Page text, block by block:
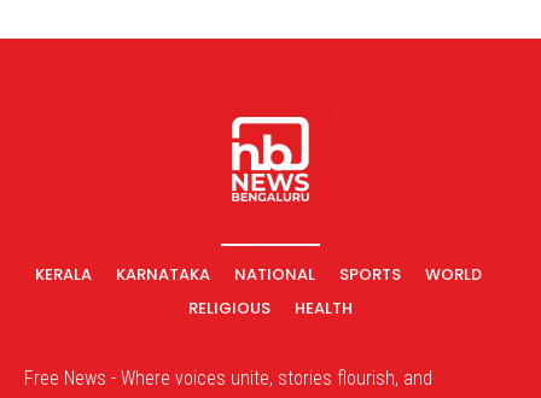
KERALA KARNATAKA NATIONAL SPORTS
WORLD
RELIGIOUS
HEALTH
Free News - Where voices unite, stories flourish, and